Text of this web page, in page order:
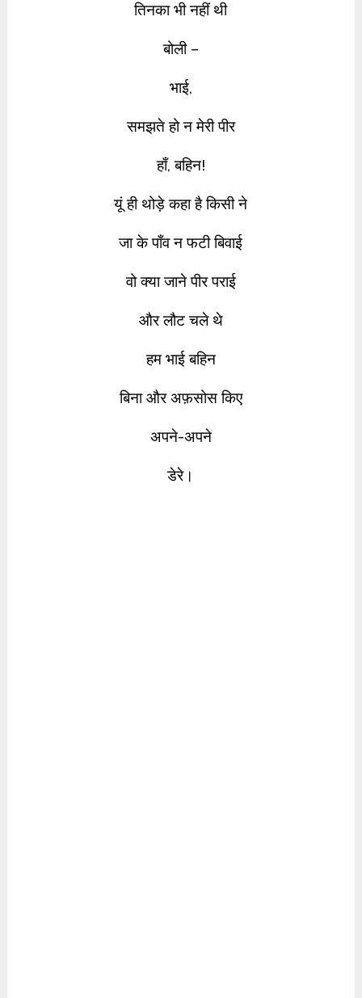
तिनका भी नहीं थी
बोली –
भाई,
समझते हो न मेरी पीर
हाँ, बहिन!
यूं ही थोड़े कहा है किसी ने
जा के पाँव न फटी बिवाई
वो क्या जाने पीर पराई
और लौट चले थे
हम भाई बहिन
बिना और अफ़सोस किए
अपने-अपने
डेरे।